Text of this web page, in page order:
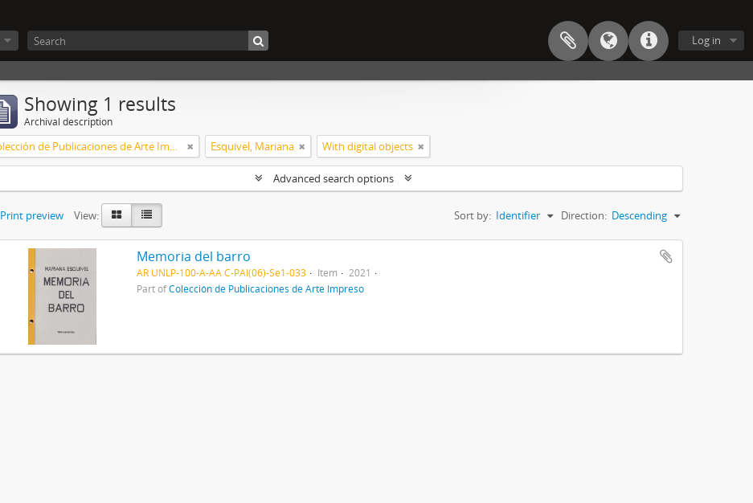
Log in
Showing 1 results
Archival description
Colección de Publicaciones de Arte Impreso Esquivel, Mariana With digital objects
Advanced search options
Print preview View: Sort by: Identifier Direction: Descending
Memoria del barro
AR UNLP-100-A-AA C-PAI(06)-Se1-033 Item
2021
Part ofColección de Publicaciones de Arte Impreso